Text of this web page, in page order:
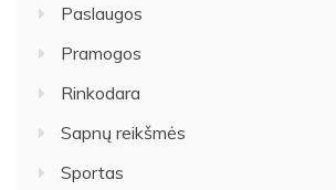
Paslaugos
Pramogos
Rinkodara
Sapnų reikšmės
Sportas